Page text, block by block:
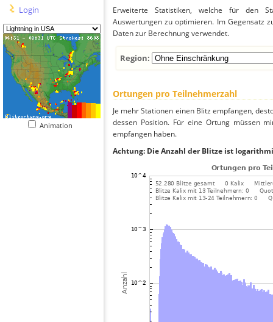
Login
Animation
Erweiterte Statistiken, welche für den
Auswertungen zu optimieren. Im Gegensatz
Daten zur Berechnung verwendet.
Region:
Ortungen pro Teilnehmerzahl
Je mehr Stationen einen Blitz empfangen,
dessen Position. Für eine Ortung müssen
empfangen haben.
Achtung: Die Anzahl der Blitze ist